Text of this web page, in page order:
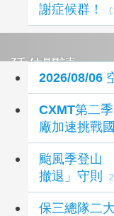
謝症候群！
延伸閱讀
2026/08/06
CXMT第二
廠加速挑戰
颱風季登山
撤退」守則
保三總隊二